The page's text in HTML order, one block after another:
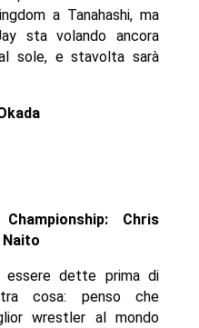
a Tanahashi, ma
sta volando ancora
sole, e stavolta sarà
Chris
essere dette prima di
cosa: penso che
wrestler al mondo